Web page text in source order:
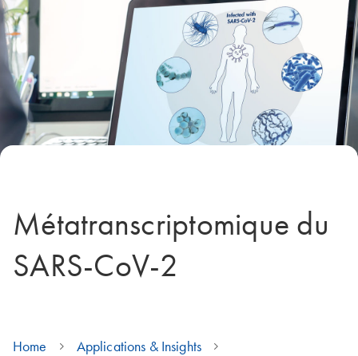
Métatranscriptomique du
SARS-CoV-2
Home
Applications & Insights